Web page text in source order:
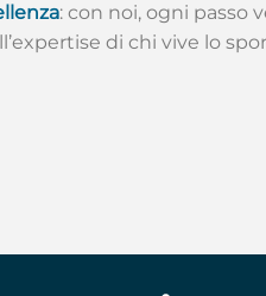
: con noi, ogni passo
di chi vive lo